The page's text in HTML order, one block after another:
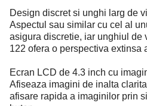
Design discret si unghi larg de
Aspectul sau similar cu cel al
asigura discretie, iar unghiul de
122 ofera o perspectiva extinsa
Ecran LCD de 4.3 inch cu
Afiseaza imagini de inalta
afisare rapida a imaginilor prin